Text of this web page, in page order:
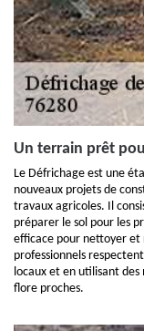
Un terrain prêt
Le Défrichage est une
nouveaux projets de
travaux agricoles. Il
préparer le sol pour les
efficace pour nettoyer
professionnels
locaux et en utilisant
flore proches.